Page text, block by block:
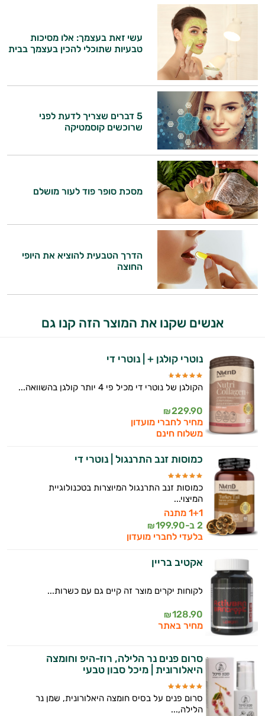
עשי זאת בעצמך: אלו מסיכות
טבעיות שתוכלי להכין בעצמך בבית
5 דברים שצריך לדעת לפני
שרוכשים קוסמטיקה
מסכת סופר פוד לעור מושלם
הדרך הטבעית להוציא את היופי
החוצה
אנשים שקנו את המוצר הזה קנו גם
נוטרי קולגן + | נוטרי די
הקולגן של נוטרי די מכיל פי 4 יותר קולגן בהשוואה...
229.90
₪
מחיר לחברי מועדון
משלוח חינם
כמוסות זנב התרנגול | נוטרי די
כמוסות זנב התרנגול המיוצרות בטכנולוגיית
המיצוי...
1+1 מתנה
2 ב-
199.90
₪
בלעדי לחברי מועדון
אקטיב בריין
לקוחות יקרים מוצר זה קיים גם עם כשרות...
128.90
₪
מחיר באתר
סרום פנים נר הלילה, רוז-היפ וחומצה
היאלורונית | מיכל סבון טבעי
סרום פנים על בסיס חומצה היאלורונית, שמן נר
הלילה,...
אני כאן כדי לעזור לך להתאים את תוספי
התזונה ומוצרי הבריאות המדויקים למטרות
ולמצב הגופני שלך, ולהסביר לך אילו רכיבים
עובדים יחד כדי למקסם תוצאות גם בחיי היום
יום וגם בתחום הכושר והספורט.
המטרה שלי היא להתאים עבורך המלצות
אישיות מבוססות מדעית.
זה הזמן להתחיל. איך אוכל לעזור?